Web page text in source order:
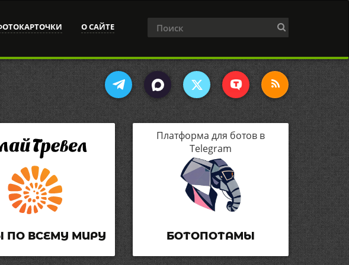
О САЙТЕ
ПО ВСЕМУ МИРУ
Платформа для ботов в
Telegram
БОТОПОТАМЫ